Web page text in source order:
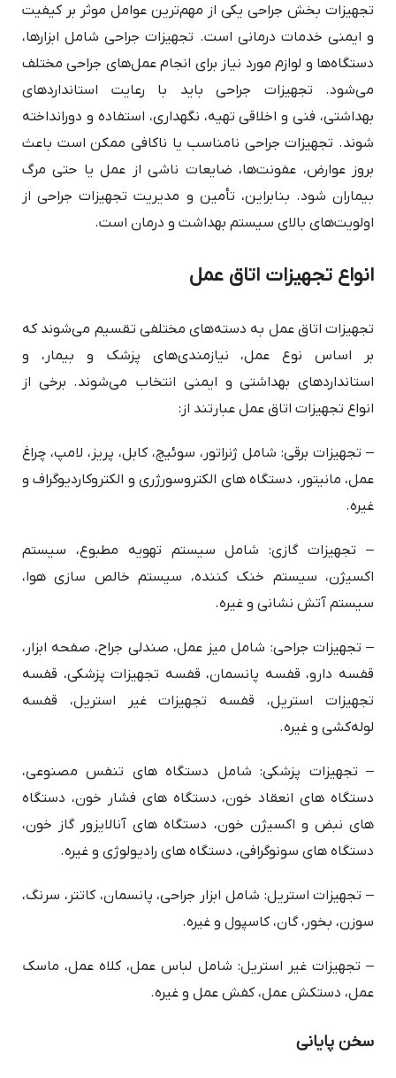
تجهیزات بخش جراحی یکی از مهم‌ترین عوامل موثر بر کیفیت
و ایمنی خدمات درمانی است. تجهیزات جراحی شامل ابزارها،
دستگاه‌ها و لوازم مورد نیاز برای انجام عمل‌های جراحی مختلف
می‌شود. تجهیزات جراحی باید با رعایت استانداردهای
بهداشتی، فنی و اخلاقی تهیه، نگهداری، استفاده و دورانداخته
شوند. تجهیزات جراحی نامناسب یا ناکافی ممکن است باعث
بروز عوارض، عفونت‌ها، ضایعات ناشی از عمل یا حتی مرگ
بیماران شود. بنابراین، تأمین و مدیریت تجهیزات جراحی از
اولویت‌های بالای سیستم بهداشت و درمان است.
انواع تجهیزات اتاق عمل
تجهیزات اتاق عمل به دسته‌های مختلفی تقسیم می‌شوند که
بر اساس نوع عمل، نیازمندی‌های پزشک و بیمار، و
استانداردهای بهداشتی و ایمنی انتخاب می‌شوند. برخی از
انواع تجهیزات اتاق عمل عبارتند از:
– تجهیزات برقی: شامل ژنراتور، سوئیچ، کابل، پریز، لامپ، چراغ
عمل، مانیتور، دستگاه های الکتروسورژری و الکتروکاردیوگراف و
غیره.
– تجهیزات گازی: شامل سیستم تهویه مطبوع، سیستم
اکسیژن، سیستم خنک کننده، سیستم خالص سازی هوا،
سیستم آتش نشانی و غیره.
– تجهیزات جراحی: شامل میز عمل، صندلی جراح، صفحه ابزار،
قفسه دارو، قفسه پانسمان، قفسه تجهیزات پزشکی، قفسه
تجهیزات استریل، قفسه تجهیزات غیر استریل، قفسه
لوله‌کشی و غیره.
– تجهیزات پزشکی: شامل دستگاه های تنفس مصنوعی،
دستگاه های انعقاد خون، دستگاه های فشار خون، دستگاه
های نبض و اکسیژن خون، دستگاه های آنالایزور گاز خون،
دستگاه های سونوگرافی، دستگاه های رادیولوژی و غیره.
– تجهیزات استریل: شامل ابزار جراحی، پانسمان، کاتتر، سرنگ،
سوزن، بخور، گان، کاسپول و غیره.
– تجهیزات غیر استریل: شامل لباس عمل، کلاه عمل، ماسک
عمل، دستکش عمل، کفش عمل و غیره.
سخن پایانی